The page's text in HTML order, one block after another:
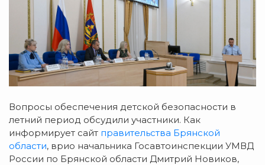
Вопросы обеспечения детской безопасности в
летний период обсудили участники. Как
информирует сайт правительства Брянской
области, врио начальника Госавтоинспекции УМВД
России по Брянской области Дмитрий Новиков,